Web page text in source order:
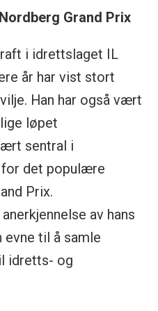
Grand Prix
i idrettslaget IL
år har vist stort
Han har også vært
løpet
sentral i
for det populære
Prix.
av hans
til å samle
idretts- og